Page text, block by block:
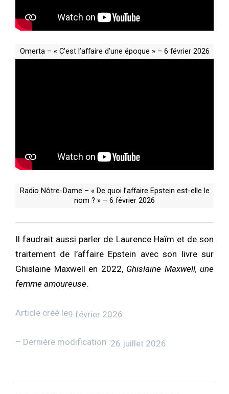
Omerta – « C’est l’affaire d’une époque » – 6 février 2026
Radio Nôtre-Dame – « De quoi l’affaire Epstein est-elle le
nom ? » – 6 février 2026
Il faudrait aussi parler de Laurence Haïm et de son
traitement de l’affaire Epstein avec son livre sur
Ghislaine Maxwell en 2022, Ghislaine Maxwell, une
femme amoureuse.
Article créé le9 février 2026
– Dernière modification :26 juillet 2026